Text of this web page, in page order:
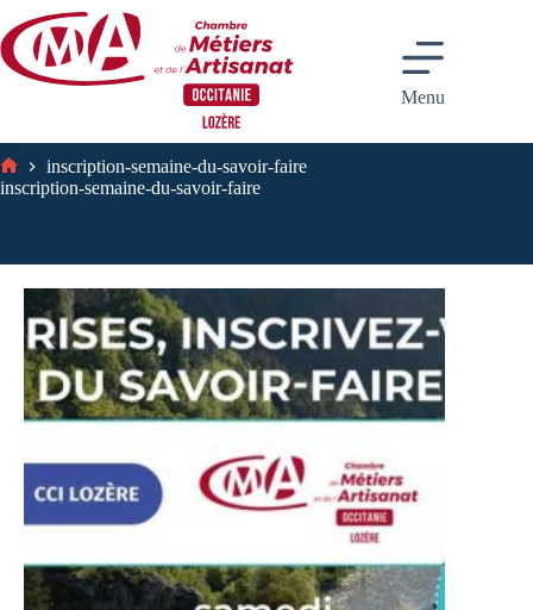
au
contenu
Menu
Accueil
inscription-semaine-du-savoir-faire
inscription-semaine-du-savoir-faire